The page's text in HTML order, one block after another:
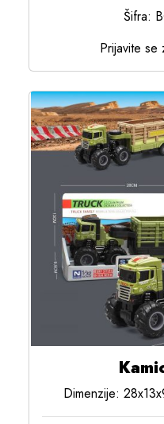
Šifra:
Prijavite
Dimenzije: